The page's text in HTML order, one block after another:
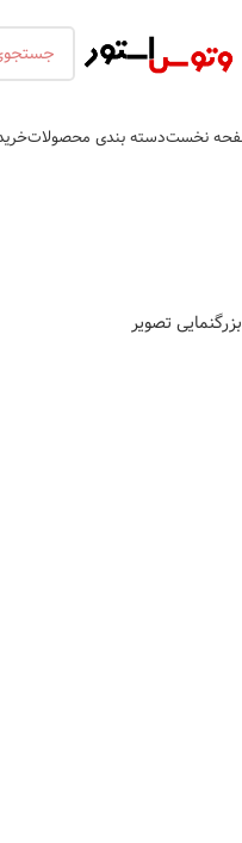
نخستدسته بندی محصولات
اتمام موجودی
بزرگنمایی تصویر